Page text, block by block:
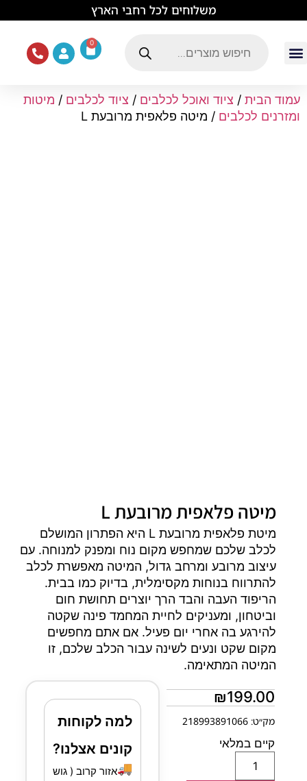
משלוחים לכל רחבי הארץ
0
עמוד הבית / ציוד ואוכל לכלבים / ציוד לכלבים / מיטות
ומזרנים לכלבים / מיטה פלאפית מרובעת L
מיטה פלאפית מרובעת L
מיטת פלאפית מרובעת L היא הפתרון המושלם
לכלב שלכם שמחפש מקום נוח ומפנק למנוחה. עם
עיצוב מרובע ומרחב גדול, המיטה מאפשרת לכלב
להתרווח בנוחות מקסימלית, בדיוק כמו בבית.
הריפוד העבה והבד הרך יוצרים תחושת חום
וביטחון, ומעניקים לחיית המחמד פינה שקטה
להירגע בה אחרי יום פעיל. אם אתם מחפשים
מקום שקט ונעים לשינה עבור הכלב שלכם, זו
המיטה המתאימה.
₪199.00
מק״ט: 218993891066
קיים במלאי
למה לקוחות
קונים אצלנו?
🚚אזור קרוב ( גוש